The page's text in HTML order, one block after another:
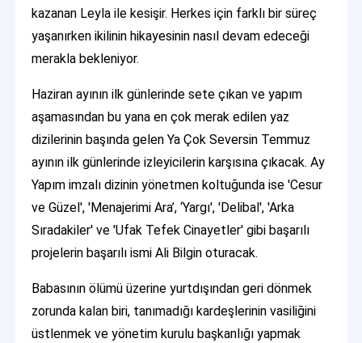
kazanan Leyla ile kesişir. Herkes için farklı bir süreç
yaşanırken ikilinin hikayesinin nasıl devam edeceği
merakla bekleniyor.
Haziran ayının ilk günlerinde sete çıkan ve yapım
aşamasından bu yana en çok merak edilen yaz
dizilerinin başında gelen Ya Çok Seversin Temmuz
ayının ilk günlerinde izleyicilerin karşısına çıkacak. Ay
Yapım imzalı dizinin yönetmen koltuğunda ise 'Cesur
ve Güzel', 'Menajerimi Ara’, ‘Yargı', 'Delibal', 'Arka
Sıradakiler' ve 'Ufak Tefek Cinayetler' gibi başarılı
projelerin başarılı ismi Ali Bilgin oturacak.
Babasının ölümü üzerine yurtdışından geri dönmek
zorunda kalan biri, tanımadığı kardeşlerinin vasiliğini
üstlenmek ve yönetim kurulu başkanlığı yapmak